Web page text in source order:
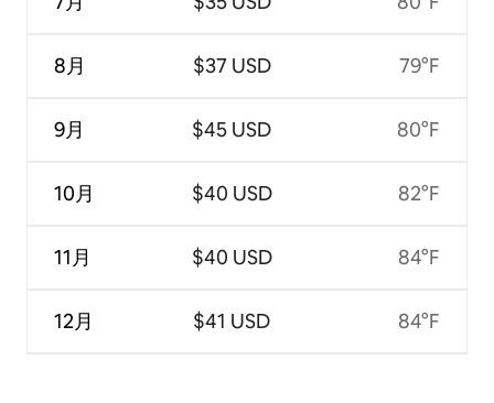
8月
9月
10月
11月
12月
$37 USD
$45 USD
$40 USD
$40 USD
$41 USD
79°F
80°F
82°F
84°F
84°F